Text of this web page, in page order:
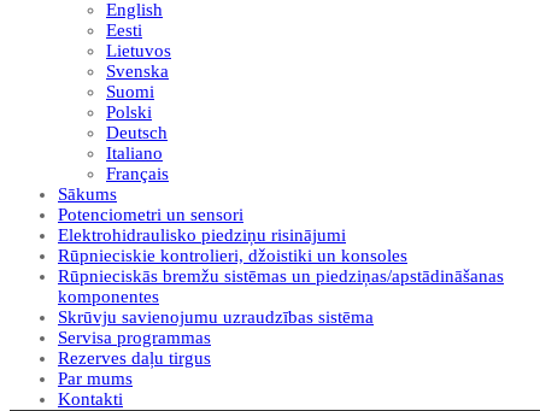
English
Eesti
Lietuvos
Svenska
Suomi
Polski
Deutsch
Italiano
Français
Sākums
Potenciometri un sensori
Elektrohidraulisko piedziņu risinājumi
Rūpnieciskie kontrolieri, džoistiki un konsoles
Rūpnieciskās bremžu sistēmas un piedziņas/apstādināšanas
komponentes
Skrūvju savienojumu uzraudzības sistēma
Servisa programmas
Rezerves daļu tirgus
Par mums
Kontakti